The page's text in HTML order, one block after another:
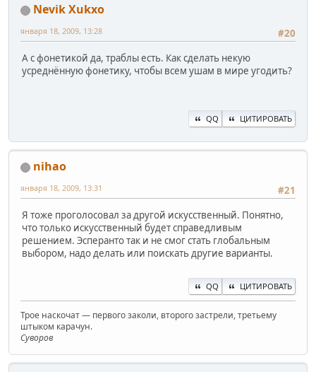
Nevik Xukxo
#20
января 18, 2009, 13:28
А с фонетикой да, траблы есть. Как сделать некую
усреднённую фонетику, чтобы всем ушам в мире угодить?
QQ ЦИТИРОВАТЬ
nihao
#21
января 18, 2009, 13:31
Я тоже проголосовал за другой искусственный. Понятно,
что только искусственный будет справедливым
решением. Эсперанто так и не смог стать глобальным
выбором, надо делать или поискать другие варианты.
QQ ЦИТИРОВАТЬ
Трое наскочат — первого заколи, второго застрели, третьему
штыком карачун.
Суворов